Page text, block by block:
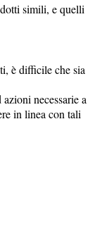
simili, e quelli
è difficile che sia
necessarie a
in linea con tali